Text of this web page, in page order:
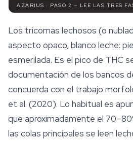
AZARIUS · PASO 2 — LEE LAS TRES
Los tricomas lechosos (o
aspecto opaco, blanco leche:
esmerilada. Es el pico de THC
documentación de los bancos
concuerda con el trabajo
et al. (2020). Lo habitual es
que aproximadamente el
las colas principales se leen